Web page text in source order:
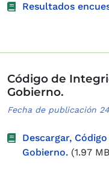
Resultados
Código de
Gobierno.
Fecha de publicación
Descargar,
Gobierno. (1.97